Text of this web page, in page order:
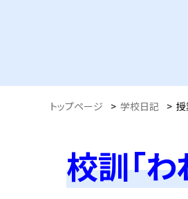
トップページ > 学校日記 >
校訓「